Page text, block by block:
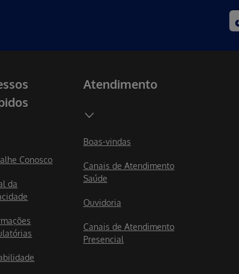
Conosco
da
Atendimento
Boas-vindas
Canais de Atendimento
Saúde
Ouvidoria
Canais de Atendimento
Presencial